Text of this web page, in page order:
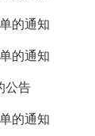
的通知
的通知
公告
的通知